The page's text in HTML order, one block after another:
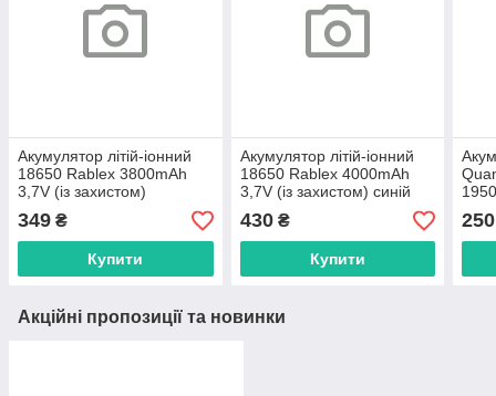
Акумулятор літій-іонний
18650 Rablex 3800mAh
3,7V (із захистом)
349 ₴
Купити
Акумулятор літій-іонний
18650 Rablex 4000mAh
3,7V (із захистом) синій
430₴
Купити
250
Акційні пропозиції та новинки